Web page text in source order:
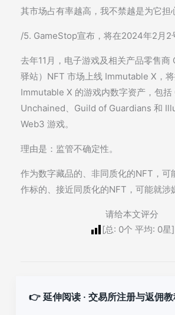
其市场占有率越高，我不禁越是为它担
/5. GameStop宣布，将在2024年2月2
去年11月，电子游戏及相关产品零售
驿站）NFT 市场上线 Immutable X，
Immutable X 的游戏内数字资产，包括
Unchained、Guild of Guardians 和
Web3 游戏。
理由是：监管不确定性。
作为数字藏品的、非同质化的NFT，可
作标的、接近同质化的NFT，可能就涉
请给本文评分
[总: 0个 平均: 0星]
👉 延伸阅读 · 交易所注册与返佣